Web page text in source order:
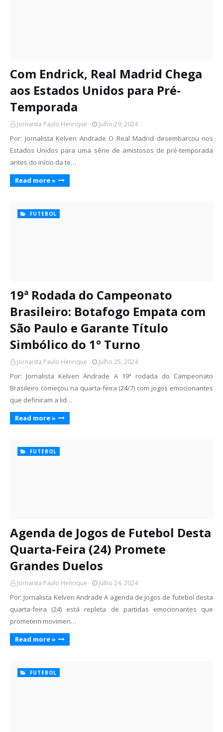
Com Endrick, Real Madrid Chega
aos Estados Unidos para Pré-
Temporada
Jornaista Paulo Henrique Julho 29, 2024
Por: Jornalista Kelven Andrade O Real Madrid desembarcou nos
Estados Unidos para uma série de amistosos de pré-temporada
antes do início da te…
Read more »
FUTEBOL
19ª Rodada do Campeonato
Brasileiro: Botafogo Empata com
São Paulo e Garante Título
Simbólico do 1° Turno
Jornaista Paulo Henrique Julho 25, 2024
Por: Jornalista Kelven Andrade A 19ª rodada do Campeonato
Brasileiro começou na quarta-feira (24/7) com jogos emocionantes
que definiram a lid…
Read more »
FUTEBOL
Agenda de Jogos de Futebol Desta
Quarta-Feira (24) Promete
Grandes Duelos
Jornaista Paulo Henrique Julho 24, 2024
Por: Jornalista Kelven Andrade A agenda de jogos de futebol desta
quarta-feira (24) está repleta de partidas emocionantes que
prometem movimen…
Read more »
FUTEBOL